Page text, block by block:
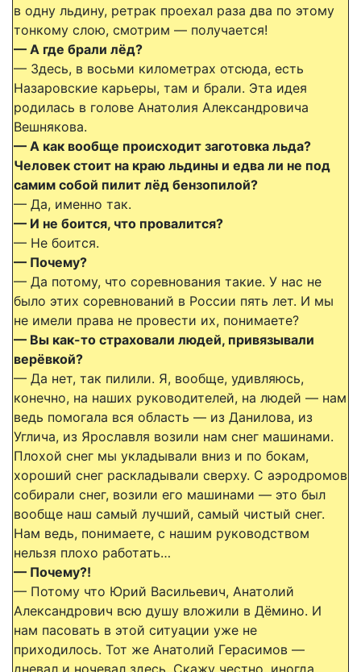
в одну льдину, ретрак проехал раза два по этому
тонкому слою, смотрим — получается!
— А где брали лёд?
— Здесь, в восьми километрах отсюда, есть
Назаровские карьеры, там и брали. Эта идея
родилась в голове Анатолия Александровича
Вешнякова.
— А как вообще происходит заготовка льда?
Человек стоит на краю льдины и едва ли не под
самим собой пилит лёд бензопилой?
— Да, именно так.
— И не боится, что провалится?
— Не боится.
— Почему?
— Да потому, что соревнования такие. У нас не
было этих соревнований в России пять лет. И мы
не имели права не провести их, понимаете?
— Вы как-то страховали людей, привязывали
верёвкой?
— Да нет, так пилили. Я, вообще, удивляюсь,
конечно, на наших руководителей, на людей — нам
ведь помогала вся область — из Данилова, из
Углича, из Ярославля возили нам снег машинами.
Плохой снег мы укладывали вниз и по бокам,
хороший снег раскладывали сверху. С аэродромов
собирали снег, возили его машинами — это был
вообще наш самый лучший, самый чистый снег.
Нам ведь, понимаете, с нашим руководством
нельзя плохо работать…
— Почему?!
— Потому что Юрий Васильевич, Анатолий
Александрович всю душу вложили в Дёмино. И
нам пасовать в этой ситуации уже не
приходилось. Тот же Анатолий Герасимов —
дневал и ночевал здесь. Скажу честно, иногда